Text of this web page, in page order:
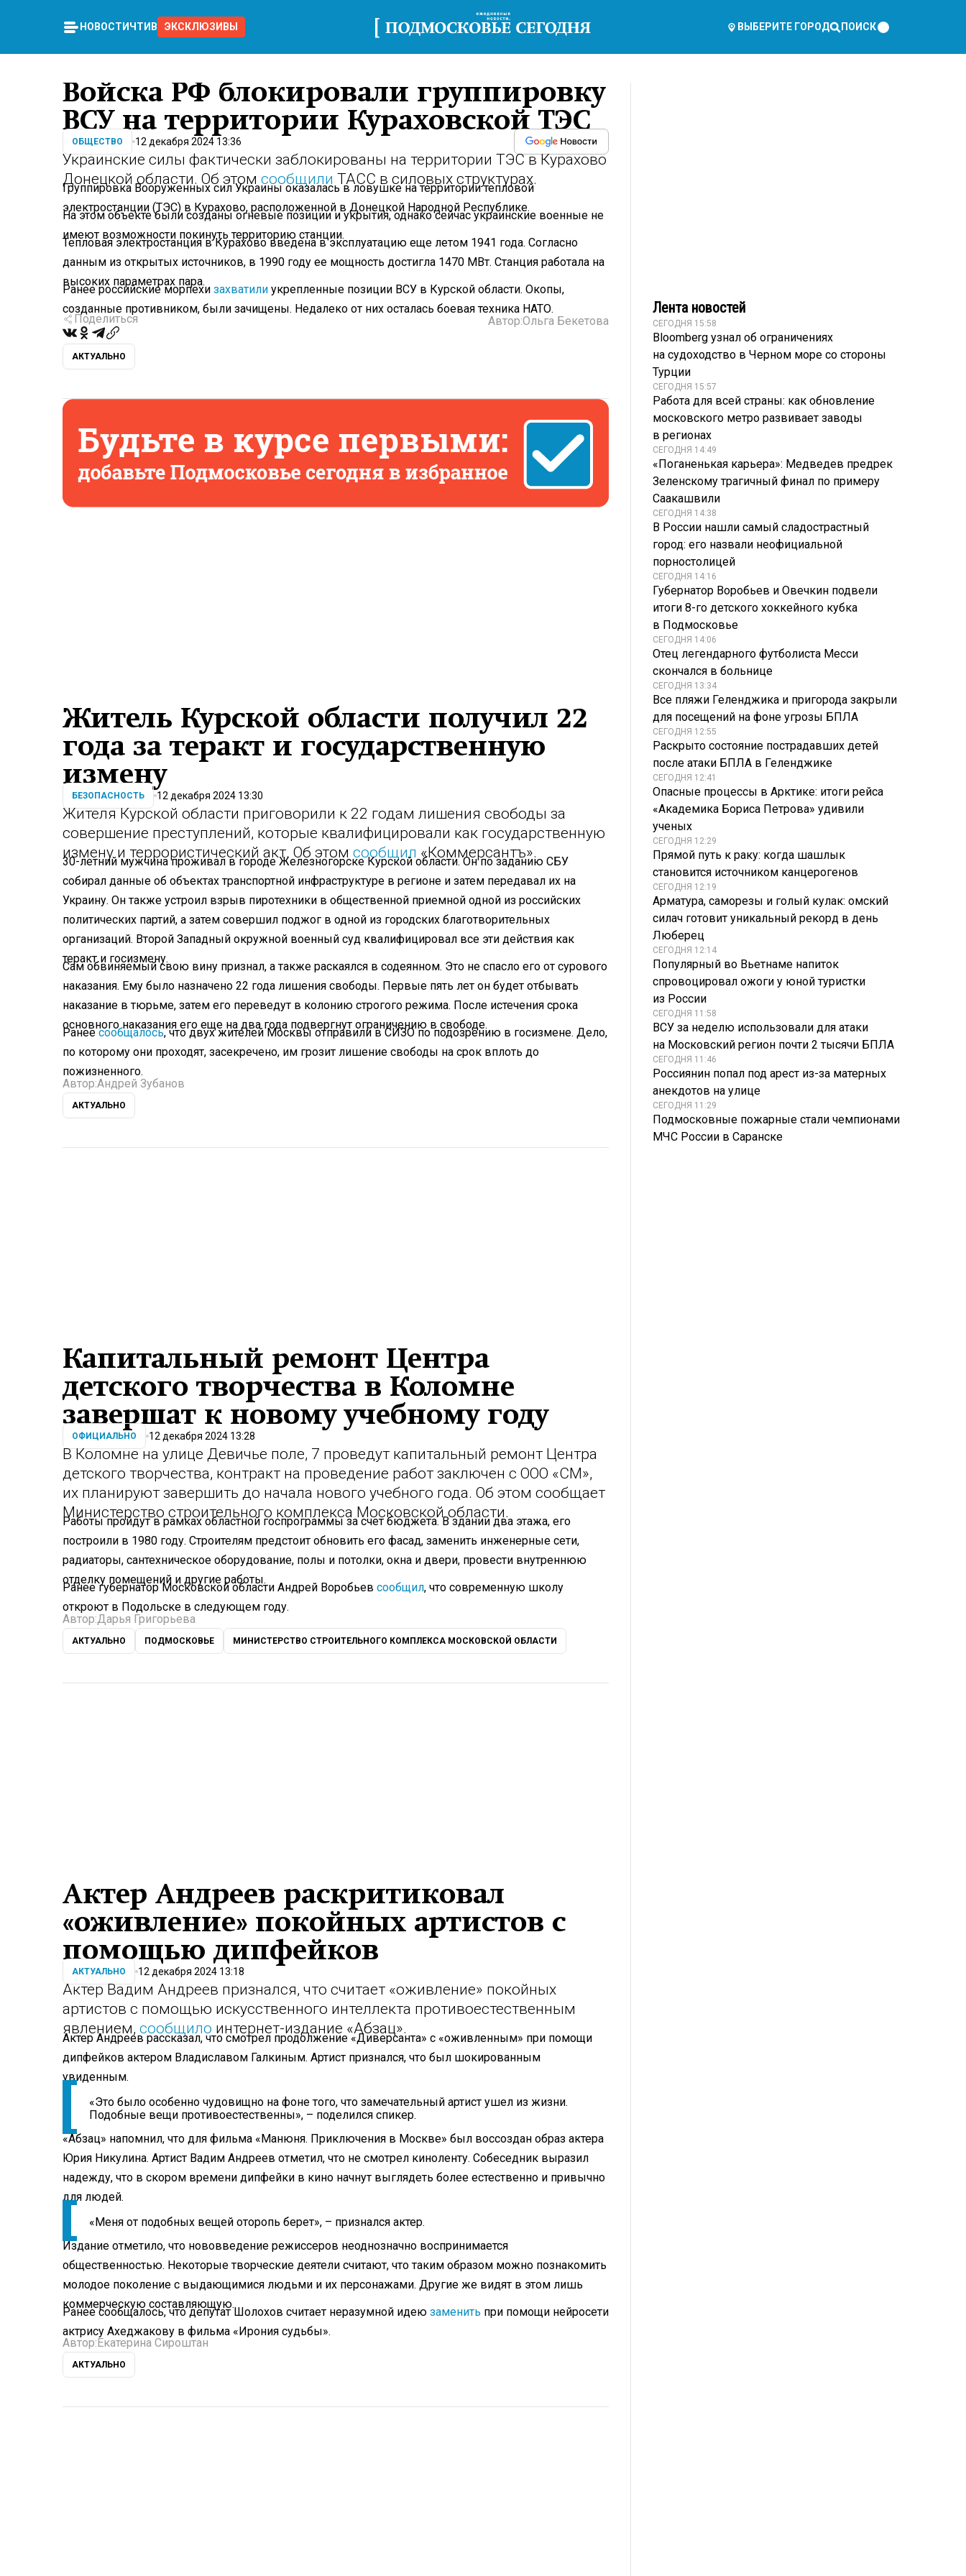
НОВОСТИ ЧТИВО ЭКСКЛЮЗИВЫ ВЫБЕРИТЕ ГОРОД ПОИСК
Войска РФ блокировали группировку
ВСУ на территории Кураховской ТЭС
ОБЩЕСТВО 12 декабря 2024 13:36
Украинские силы фактически заблокированы на территории ТЭС в Курахово
Донецкой области. Об этом сообщили ТАСС в силовых структурах.
Группировка Вооруженных сил Украины оказалась в ловушке на территории тепловой
электростанции (ТЭС) в Курахово, расположенной в Донецкой Народной Республике.
На этом объекте были созданы огневые позиции и укрытия, однако сейчас украинские военные не
имеют возможности покинуть территорию станции.
Тепловая электростанция в Курахово введена в эксплуатацию еще летом 1941 года. Согласно
данным из открытых источников, в 1990 году ее мощность достигла 1470 МВт. Станция работала на
высоких параметрах пара.
Ранее российские морпехи захватили укрепленные позиции ВСУ в Курской области. Окопы,
созданные противником, были зачищены. Недалеко от них осталась боевая техника НАТО.
Поделиться Автор:Ольга Бекетова
АКТУАЛЬНО
Житель Курской области получил 22
года за теракт и государственную
измену
БЕЗОПАСНОСТЬ 12 декабря 2024 13:30
Жителя Курской области приговорили к 22 годам лишения свободы за
совершение преступлений, которые квалифицировали как государственную
измену и террористический акт. Об этом сообщил «Коммерсантъ».
30-летний мужчина проживал в городе Железногорске Курской области. Он по заданию СБУ
собирал данные об объектах транспортной инфраструктуре в регионе и затем передавал их на
Украину. Он также устроил взрыв пиротехники в общественной приемной одной из российских
политических партий, а затем совершил поджог в одной из городских благотворительных
организаций. Второй Западный окружной военный суд квалифицировал все эти действия как
теракт и госизмену.
Сам обвиняемый свою вину признал, а также раскаялся в содеянном. Это не спасло его от сурового
наказания. Ему было назначено 22 года лишения свободы. Первые пять лет он будет отбывать
наказание в тюрьме, затем его переведут в колонию строгого режима. После истечения срока
основного наказания его еще на два года подвергнут ограничению в свободе.
Ранеесообщалось, что двух жителей Москвы отправили в СИЗО по подозрению в госизмене. Дело,
по которому они проходят, засекречено, им грозит лишение свободы на срок вплоть до
пожизненного.
Автор:Андрей Зубанов
АКТУАЛЬНО
Капитальный ремонт Центра
детского творчества в Коломне
завершат к новому учебному году
ОФИЦИАЛЬНО 12 декабря 2024 13:28
В Коломне на улице Девичье поле, 7 проведут капитальный ремонт Центра
детского творчества, контракт на проведение работ заключен с ООО «СМ»,
их планируют завершить до начала нового учебного года. Об этом сообщает
Министерство строительного комплекса Московской области.
Работы пройдут в рамках областной госпрограммы за счет бюджета. В здании два этажа, его
построили в 1980 году. Строителям предстоит обновить его фасад, заменить инженерные сети,
радиаторы, сантехническое оборудование, полы и потолки, окна и двери, провести внутреннюю
отделку помещений и другие работы.
Ранее губернатор Московской области Андрей Воробьев сообщил, что современную школу
откроют в Подольске в следующем году.
Автор:Дарья Григорьева
АКТУАЛЬНО ПОДМОСКОВЬЕ МИНИСТЕРСТВО СТРОИТЕЛЬНОГО КОМПЛЕКСА МОСКОВСКОЙ ОБЛАСТИ
Актер Андреев раскритиковал
«оживление» покойных артистов с
помощью дипфейков
АКТУАЛЬНО 12 декабря 2024 13:18
Актер Вадим Андреев признался, что считает «оживление» покойных
артистов с помощью искусственного интеллекта противоестественным
явлением, сообщило интернет-издание «Абзац».
Актер Андреев рассказал, что смотрел продолжение «Диверсанта» с «оживленным» при помощи
дипфейков актером Владиславом Галкиным. Артист признался, что был шокированным
увиденным.
«Это было особенно чудовищно на фоне того, что замечательный артист ушел из жизни.
Подобные вещи противоестественны», – поделился спикер.
«Абзац» напомнил, что для фильма «Манюня. Приключения в Москве» был воссоздан образ актера
Юрия Никулина. Артист Вадим Андреев отметил, что не смотрел киноленту. Собеседник выразил
надежду, что в скором времени дипфейки в кино начнут выглядеть более естественно и привычно
для людей.
«Меня от подобных вещей оторопь берет», – признался актер.
Издание отметило, что нововведение режиссеров неоднозначно воспринимается
общественностью. Некоторые творческие деятели считают, что таким образом можно познакомить
молодое поколение с выдающимися людьми и их персонажами. Другие же видят в этом лишь
коммерческую составляющую.
Ранее сообщалось, что депутат Шолохов считает неразумной идею заменить при помощи нейросети
актрису Ахеджакову в фильма «Ирония судьбы».
Автор: Екатерина Сироштан
АКТУАЛЬНО
Лента новостей
СЕГОДНЯ 15:58
Bloomberg узнал об ограничениях
на судоходство в Черном море со стороны
Турции
СЕГОДНЯ 15:57
Работа для всей страны: как обновление
московского метро развивает заводы
в регионах
СЕГОДНЯ 14:49
«Поганенькая карьера»: Медведев предрек
Зеленскому трагичный финал по примеру
Саакашвили
СЕГОДНЯ 14:38
В России нашли самый сладострастный
город: его назвали неофициальной
порностолицей
СЕГОДНЯ 14:16
Губернатор Воробьев и Овечкин подвели
итоги 8-го детского хоккейного кубка
в Подмосковье
СЕГОДНЯ 14:06
Отец легендарного футболиста Месси
скончался в больнице
СЕГОДНЯ 13:34
Все пляжи Геленджика и пригорода закрыли
для посещений на фоне угрозы БПЛА
СЕГОДНЯ 12:55
Раскрыто состояние пострадавших детей
после атаки БПЛА в Геленджике
СЕГОДНЯ 12:41
Опасные процессы в Арктике: итоги рейса
«Академика Бориса Петрова» удивили
ученых
СЕГОДНЯ 12:29
Прямой путь к раку: когда шашлык
становится источником канцерогенов
СЕГОДНЯ 12:19
Арматура, саморезы и голый кулак: омский
силач готовит уникальный рекорд в день
Люберец
СЕГОДНЯ 12:14
Популярный во Вьетнаме напиток
спровоцировал ожоги у юной туристки
из России
СЕГОДНЯ 11:58
ВСУ за неделю использовали для атаки
на Московский регион почти 2 тысячи БПЛА
СЕГОДНЯ 11:46
Россиянин попал под арест из-за матерных
анекдотов на улице
СЕГОДНЯ 11:29
Подмосковные пожарные стали чемпионами
МЧС России в Саранске